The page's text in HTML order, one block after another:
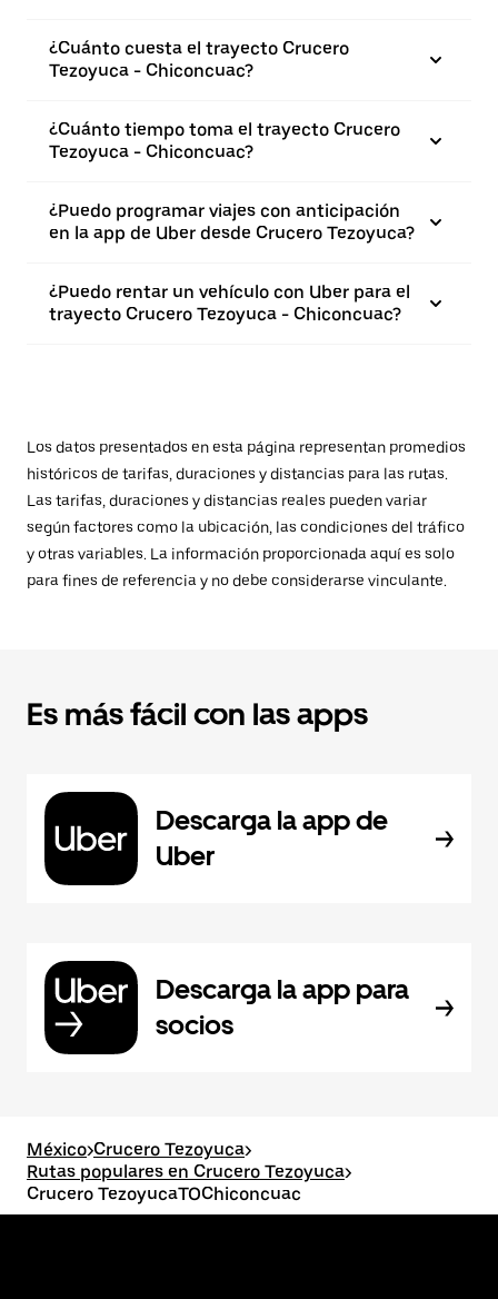
¿Cuánto cuesta el trayecto Crucero
Tezoyuca - Chiconcuac?
¿Cuánto tiempo toma el trayecto Crucero
Tezoyuca - Chiconcuac?
¿Puedo programar viajes con anticipación
en la app de Uber desde Crucero Tezoyuca?
¿Puedo rentar un vehículo con Uber para el
trayecto Crucero Tezoyuca - Chiconcuac?
Los datos presentados en esta página representan promedios
históricos de tarifas, duraciones y distancias para las rutas.
Las tarifas, duraciones y distancias reales pueden variar
según factores como la ubicación, las condiciones del tráfico
y otras variables. La información proporcionada aquí es solo
para fines de referencia y no debe considerarse vinculante.
Es más fácil con las apps
Descarga la app de
Uber
Descarga la app para
socios
México>Crucero Tezoyuca>
Rutas populares en Crucero Tezoyuca>
Crucero TezoyucaTOChiconcuac